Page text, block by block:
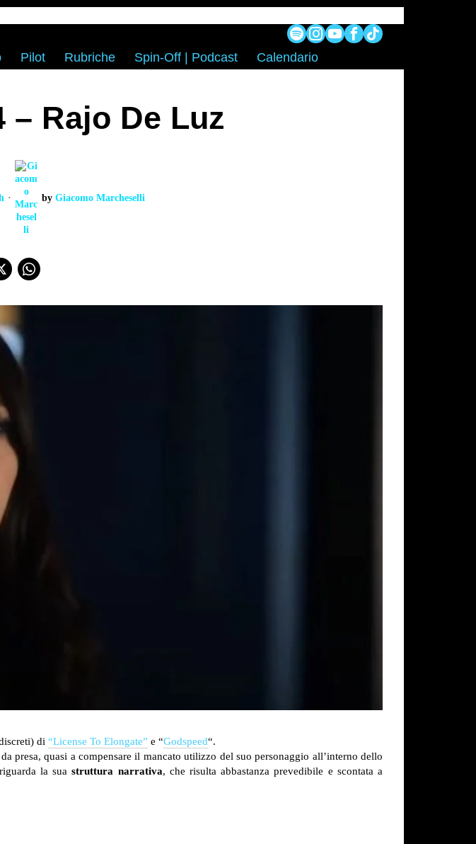
Pilot Rubriche Spin-Off | Podcast Calendario
– Rajo De Luz
by Giacomo Marcheselli
di “License To Elongate” e “Godspeed“.
presa, quasi a compensare il mancato utilizzo del suo personaggio all’interno dello
la suastruttura narrativa, che risulta abbastanza prevedibile e scontata a